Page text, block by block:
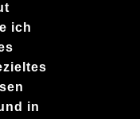
ich
in